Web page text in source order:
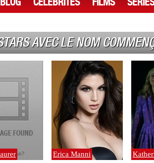
AVEC LE NOM
Erica Manni